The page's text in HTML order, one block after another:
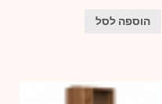
הוספה לסל